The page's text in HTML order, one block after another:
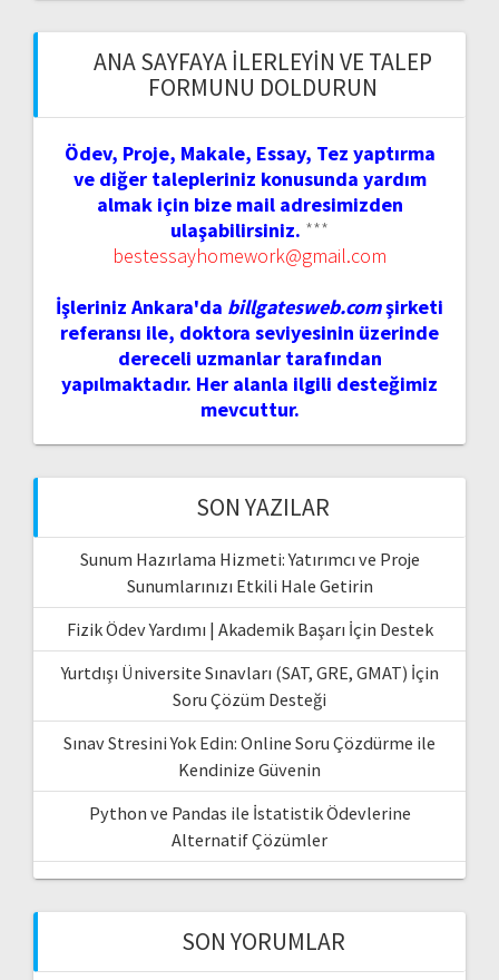
ANA SAYFAYA İLERLEYIN VE TALEP
FORMUNU DOLDURUN
Ödev, Proje, Makale, Essay, Tez yaptırma
ve diğer talepleriniz konusunda yardım
almak için bize mail adresimizden
ulaşabilirsiniz. ***
bestessayhomework@gmail.com
İşleriniz Ankara'da billgatesweb.comşirketi
referansı ile, doktora seviyesinin üzerinde
dereceli uzmanlar tarafından
yapılmaktadır. Her alanla ilgili desteğimiz
mevcuttur.
SON YAZILAR
Sunum Hazırlama Hizmeti: Yatırımcı ve Proje
Sunumlarınızı Etkili Hale Getirin
Fizik Ödev Yardımı | Akademik Başarı İçin Destek
Yurtdışı Üniversite Sınavları (SAT, GRE, GMAT) İçin
Soru Çözüm Desteği
Sınav Stresini Yok Edin: Online Soru Çözdürme ile
Kendinize Güvenin
Python ve Pandas ile İstatistik Ödevlerine
Alternatif Çözümler
SON YORUMLAR